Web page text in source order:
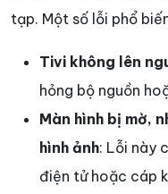
tạp. Một số lỗi phổ
Tivi không lên
hỏng bộ nguồn
Màn hình bị mờ,
hình ảnh: Lỗi này
điện tử hoặc cáp